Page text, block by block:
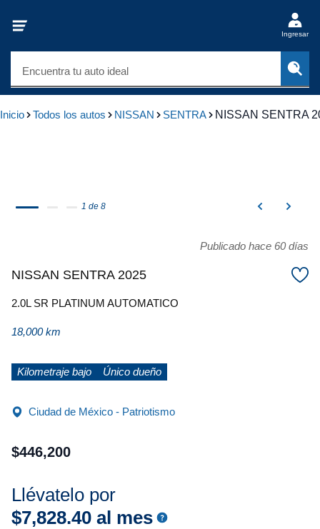
Ingresar
Encuentra tu auto ideal
Inicio Todos los autos NISSAN SENTRA NISSAN SENTRA
1 de 8
Publicado hace 60 días
NISSAN SENTRA 2025
2.0L SR PLATINUM AUTOMATICO
18,000 km
Kilometraje bajo Único dueño
Ciudad de México - Patriotismo
$446,200
Llévatelo por
$7,828.40 al mes